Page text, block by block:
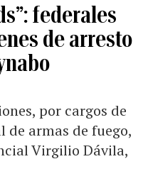
federales
de arresto
por cargos de
armas de fuego,
Virgilio Dávila,